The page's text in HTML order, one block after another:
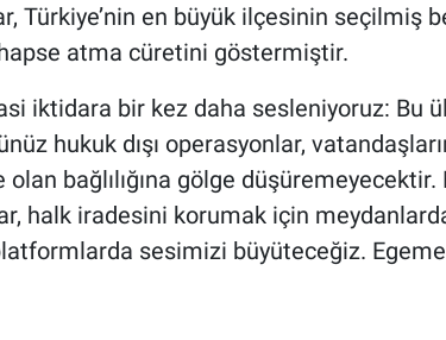
Türkiye’nin en büyük ilçesinin seçilmiş
atma cüretini göstermiştir.
iktidara bir kez daha sesleniyoruz: Bu
hukuk dışı operasyonlar,
bağlılığına gölge düşüremeyecektir.
halk iradesini korumak için
sesimizi büyüteceğiz.